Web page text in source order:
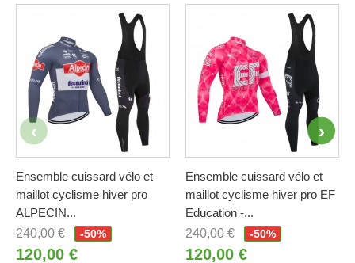
Ensemble cuissard vélo et
maillot cyclisme hiver pro
ALPECIN...
240,00 €
-50%
120,00 €
Ensemble cuissard vélo et
maillot cyclisme hiver pro EF
Education -...
240,00 €
-50%
120,00 €